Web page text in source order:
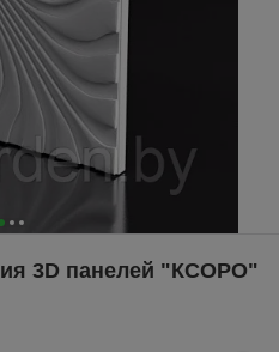
3D панелей "КСОРО"